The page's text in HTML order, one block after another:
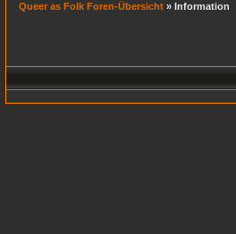
Queer as Folk Foren-Übersicht » Information